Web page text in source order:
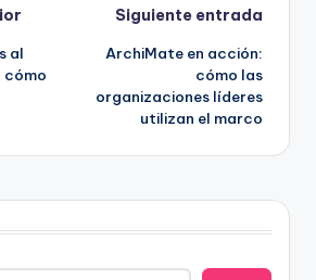
al
cómo
Siguiente entrada
ArchiMate en acción:
cómo las
organizaciones líderes
utilizan el marco